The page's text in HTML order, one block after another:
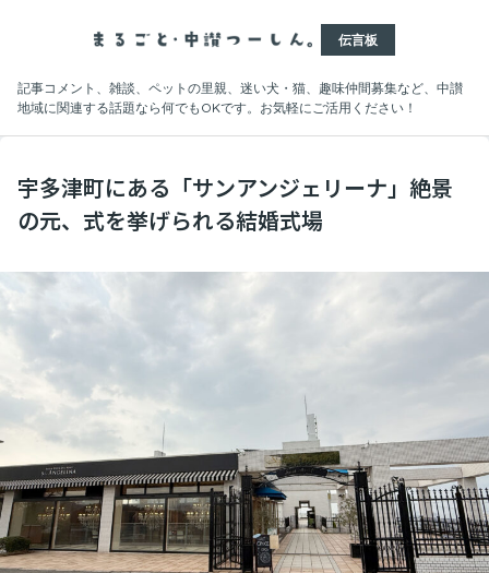
伝言板
記事コメント、雑談、ペットの里親、迷い犬・猫、趣味仲間募集など、中讃
地域に関連する話題なら何でもOKです。お気軽にご活用ください！
宇多津町にある「サンアンジェリーナ」絶景
の元、式を挙げられる結婚式場